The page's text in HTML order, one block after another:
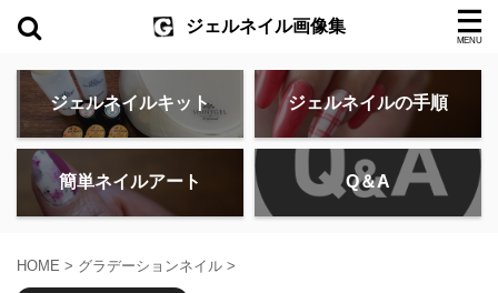
ジェルネイル画像集
ジェルネイルキット ジェルネイルの手順
簡単ネイルアート Q＆A
HOME > グラデーションネイル >